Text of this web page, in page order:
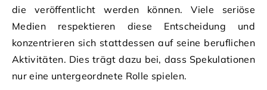
die veröffentlicht werden können. Viele seriöse
Medien respektieren diese Entscheidung und
konzentrieren sich stattdessen auf seine beruflichen
Aktivitäten. Dies trägt dazu bei, dass Spekulationen
nur eine untergeordnete Rolle spielen.